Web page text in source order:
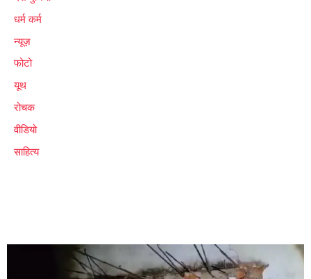
धर्म कर्म
न्यूज़
फोटो
यूथ
रोचक
वीडियो
साहित्य